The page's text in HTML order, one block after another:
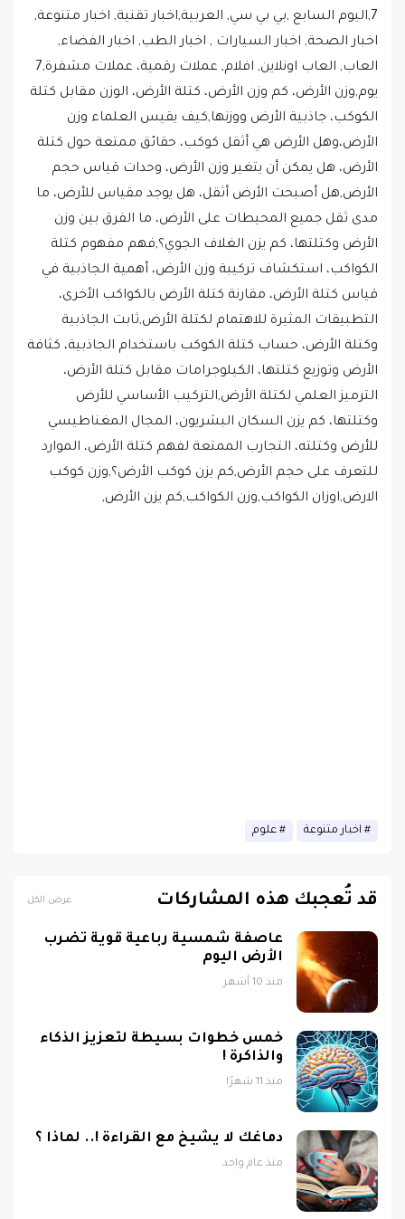
7,اليوم السابع ,بي بي سي, العربية,اخبار تقنية, اخبار متنوعة,
اخبار الصحة, اخبار السيارات , اخبار الطب, اخبار الفضاء,
العاب, العاب اونلاين, افلام, عملات رقمية، عملات مشفرة,7
يوم,وزن الأرض، كم وزن الأرض، كتلة الأرض، الوزن مقابل كتلة
الكوكب، جاذبية الأرض ووزنها,كيف يقيس العلماء وزن
الأرض،وهل الأرض هي أثقل كوكب، حقائق ممتعة حول كتلة
الأرض، هل يمكن أن يتغير وزن الأرض، وحدات قياس حجم
الأرض,هل أصبحت الأرض أثقل، هل يوجد مقياس للأرض، ما
مدى ثقل جميع المحيطات على الأرض، ما الفرق بين وزن
الأرض وكتلتها، كم يزن الغلاف الجوي؟,فهم مفهوم كتلة
الكواكب، استكشاف تركيبة وزن الأرض، أهمية الجاذبية في
قياس كتلة الأرض، مقارنة كتلة الأرض بالكواكب الأخرى،
التطبيقات المثيرة للاهتمام لكتلة الأرض,ثابت الجاذبية
وكتلة الأرض، حساب كتلة الكوكب باستخدام الجاذبية، كثافة
الأرض وتوزيع كتلتها، الكيلوجرامات مقابل كتلة الأرض،
الترميز العلمي لكتلة الأرض,التركيب الأساسي للأرض
وكتلتها، كم يزن السكان البشريون، المجال المغناطيسي
للأرض وكتلته، التجارب الممتعة لفهم كتلة الأرض، الموارد
للتعرف على حجم الأرض,كم يزن كوكب الأرض؟,وزن كوكب
الارض,اوزان الكواكب,وزن الكواكب,كم يزن الأرض,
اخبار متنوعة علوم
قد تُعجبك هذه المشاركات عرض الكل
عاصفة شمسية رباعية قوية تضرب
الأرض اليوم
منذ 10 أشهر
خمس خطوات بسيطة لتعزيز الذكاء
والذاكرة !
منذ 11 شهرًا
دماغك لا يشيخ مع القراءة !.. لماذا ؟
منذ عام واحد